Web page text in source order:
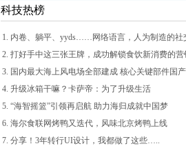
科技热榜
4. 升级冰箱干嘛？卡萨帝：为了升级生活
5. “海智摇篮”引领再启航 助力海归成就中国梦
6. 海尔食联网烤鸭又迭代，风味北京烤鸭上线
7. 分享！3年转行UI设计，我都做了这些…..